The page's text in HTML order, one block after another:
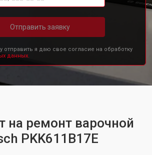
Отправить заявку
отправить я даю свое согласие на обработку
данных.
на ремонт варочной
PKK611B17E